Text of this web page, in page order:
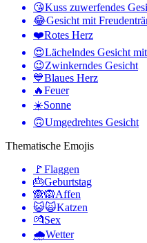
😘Kuss zuwerfendes
😂Gesicht mit
❤️Rotes Herz
😍Lächelndes Gesicht
😉Zwinkerndes Gesicht
💙Blaues Herz
🔥Feuer
☀️Sonne
🙃Umgedrehtes Gesicht
Thematische Emojis
🚩Flaggen
🎂Geburtstag
🙈🙉Affen
😺🙀Katzen
💏Sex
🌧Wetter